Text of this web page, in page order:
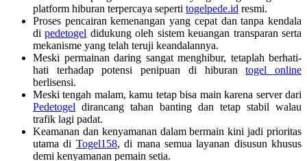
platform hiburan terpercaya seperti togelpede.id resmi.
Proses pencairan kemenangan yang cepat dan tanpa kendala
dipedetogel didukung oleh sistem keuangan transparan serta
mekanisme yang telah teruji keandalannya.
Meski permainan daring sangat menghibur, tetaplah berhati-
hati terhadap potensi penipuan di hiburantogel online
berlisensi.
Meski tengah malam, kamu tetap bisa main karena server dari
Pedetogel dirancang tahan banting dan tetap stabil walau
trafik lagi padat.
Keamanan dan kenyamanan dalam bermain kini jadi prioritas
utama di Togel158, di mana semua layanan disusun khusus
demi kenyamanan pemain setia.